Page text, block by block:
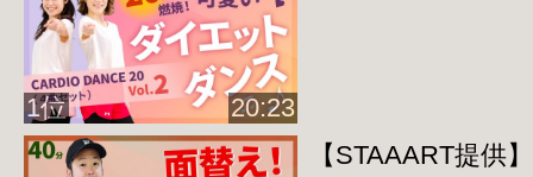
1位 20:23
【STAAART提供